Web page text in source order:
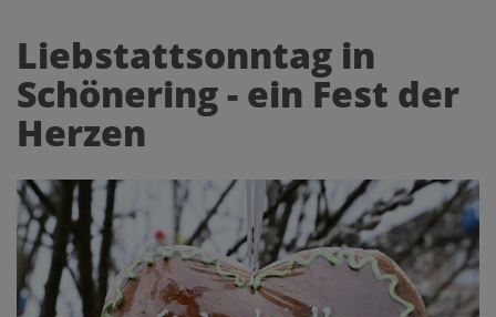
A AA
Kontrasteinstellungen
Liebstattsonntag in
Schönering - ein Fest der
Herzen